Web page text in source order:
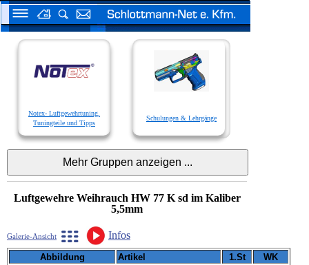
Notex- Luftgewehrtuning,
Tuningteile und Tipps
Schulungen & Lehrgänge
Luftgewehre Weihrauch HW 77 K sd im Kaliber
5,5mm
Galerie-Ansicht Infos
Abbildung Artikel 1.St WK